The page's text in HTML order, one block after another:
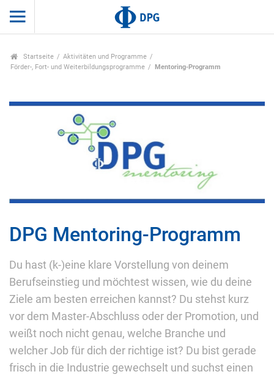
Startseite
Aktivitäten und Programme
Förder-, Fort- und Weiterbildungsprogramme
Mentoring-Programm
DPG Mentoring-Programm
Du hast (k-)eine klare Vorstellung von deinem
Berufseinstieg und möchtest wissen, wie du deine
Ziele am besten erreichen kannst? Du stehst kurz
vor dem Master-Abschluss oder der Promotion, und
weißt noch nicht genau, welche Branche und
welcher Job für dich der richtige ist? Du bist gerade
frisch in die Industrie gewechselt und suchst einen